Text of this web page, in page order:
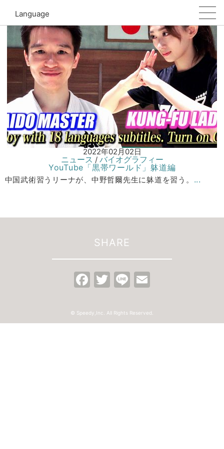
Language
2022年02月02日
ニュース / バイオグラフィー
YouTube「黒帯ワールド」躰道編
中国武術習うリーナが、中野哲爾先生に躰道を習う。 ...
SHARE
Facebook
Twitter
Line
© Speedy,Inc. All Rights Reserved.